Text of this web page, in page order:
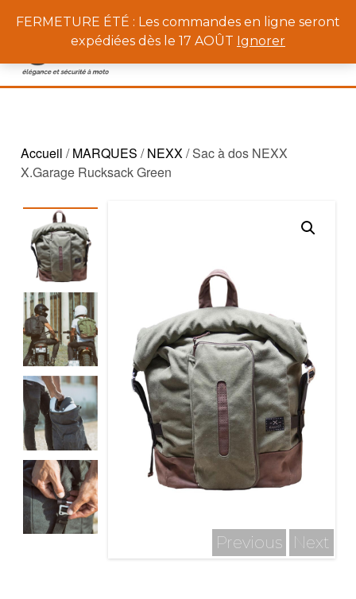
FERMETURE ÉTÉ : Les commandes en ligne seront
expédiées dès le 17 AOÛT Ignorer
Accueil /MARQUES /NEXX / Sac à dos NEXX
X.Garage Rucksack Green
Previous Next